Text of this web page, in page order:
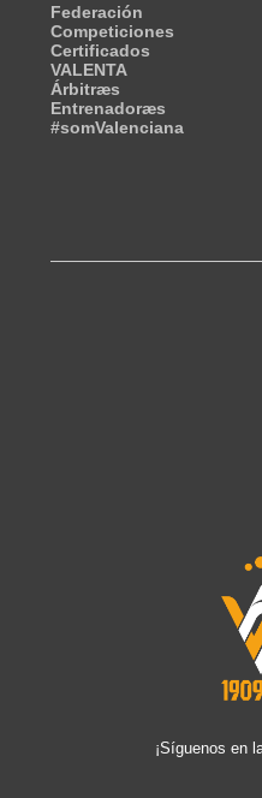
Federación
Competiciones
Certificados
VALENTA
Árbitræs
Entrenadoræs
#somValenciana
¡Síguenos en